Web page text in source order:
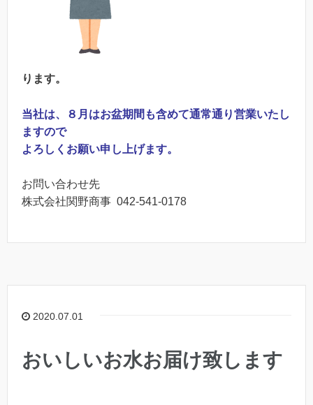
ります。
当社は、 ８月はお盆期間も含めて通常通り営業いたし
ますので
よろしくお願い申し上げます。
お問い合わせ先
株式会社関野商事 042-541-0178
2020.07.01
おいしいお水お届け致します